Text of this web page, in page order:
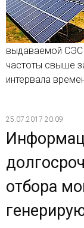
выдаваемой СЭС
частоты свыше
интервала
25.07.2017 20:09
отбора